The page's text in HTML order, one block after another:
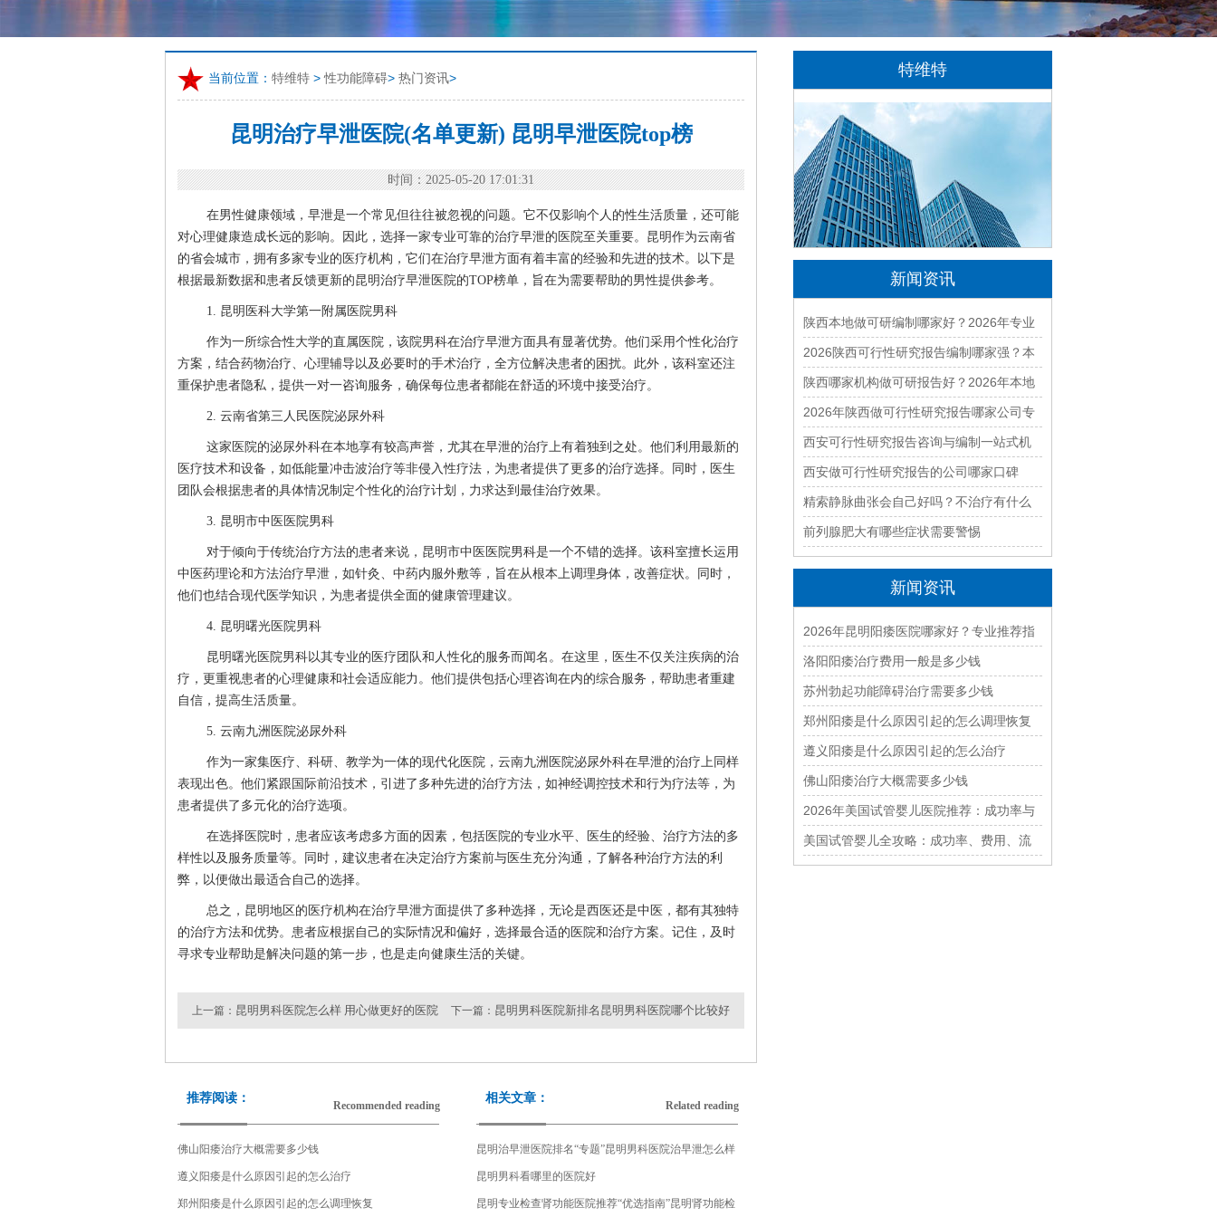
当前位置： 特维特 >性功能障碍> 热门资讯>
昆明治疗早泄医院(名单更新) 昆明早泄医院top榜
时间：2025-05-20 17:01:31
在男性健康领域，早泄是一个常见但往往被忽视的问题。它不仅影响个人的性生活质量，还可能
对心理健康造成长远的影响。因此，选择一家专业可靠的治疗早泄的医院至关重要。昆明作为云南省
的省会城市，拥有多家专业的医疗机构，它们在治疗早泄方面有着丰富的经验和先进的技术。以下是
根据最新数据和患者反馈更新的昆明治疗早泄医院的TOP榜单，旨在为需要帮助的男性提供参考。
1. 昆明医科大学第一附属医院男科
作为一所综合性大学的直属医院，该院男科在治疗早泄方面具有显著优势。他们采用个性化治疗
方案，结合药物治疗、心理辅导以及必要时的手术治疗，全方位解决患者的困扰。此外，该科室还注
重保护患者隐私，提供一对一咨询服务，确保每位患者都能在舒适的环境中接受治疗。
2. 云南省第三人民医院泌尿外科
这家医院的泌尿外科在本地享有较高声誉，尤其在早泄的治疗上有着独到之处。他们利用最新的
医疗技术和设备，如低能量冲击波治疗等非侵入性疗法，为患者提供了更多的治疗选择。同时，医生
团队会根据患者的具体情况制定个性化的治疗计划，力求达到最佳治疗效果。
3. 昆明市中医医院男科
对于倾向于传统治疗方法的患者来说，昆明市中医医院男科是一个不错的选择。该科室擅长运用
中医药理论和方法治疗早泄，如针灸、中药内服外敷等，旨在从根本上调理身体，改善症状。同时，
他们也结合现代医学知识，为患者提供全面的健康管理建议。
4. 昆明曙光医院男科
昆明曙光医院男科以其专业的医疗团队和人性化的服务而闻名。在这里，医生不仅关注疾病的治
疗，更重视患者的心理健康和社会适应能力。他们提供包括心理咨询在内的综合服务，帮助患者重建
自信，提高生活质量。
5. 云南九洲医院泌尿外科
作为一家集医疗、科研、教学为一体的现代化医院，云南九洲医院泌尿外科在早泄的治疗上同样
表现出色。他们紧跟国际前沿技术，引进了多种先进的治疗方法，如神经调控技术和行为疗法等，为
患者提供了多元化的治疗选项。
在选择医院时，患者应该考虑多方面的因素，包括医院的专业水平、医生的经验、治疗方法的多
样性以及服务质量等。同时，建议患者在决定治疗方案前与医生充分沟通，了解各种治疗方法的利
弊，以便做出最适合自己的选择。
总之，昆明地区的医疗机构在治疗早泄方面提供了多种选择，无论是西医还是中医，都有其独特
的治疗方法和优势。患者应根据自己的实际情况和偏好，选择最合适的医院和治疗方案。记住，及时
寻求专业帮助是解决问题的第一步，也是走向健康生活的关键。
上一篇： 昆明男科医院怎么样 用心做更好的医院 下一篇： 昆明男科医院新排名昆明男科医院哪个比较好
推荐阅读：
Recommended reading
佛山阳痿治疗大概需要多少钱
遵义阳痿是什么原因引起的怎么治疗
郑州阳痿是什么原因引起的怎么调理恢复
相关文章：
Related reading
昆明治早泄医院排名“专题”昆明男科医院治早泄怎么样
昆明男科看哪里的医院好
昆明专业检查肾功能医院推荐“优选指南”昆明肾功能检
特维特
特维特科技（TecWit Technology）是一
家专注于数字化技术创新与应用的科技企业。
公司致力于为客户提供涵盖人工智能、软件开
发、网站建设、云计算、大数据及数字营销等
领域的综合解决方案...[详情]
新闻资讯
陕西本地做可研编制哪家好？2026年专业
可行性研究机构精选
2026陕西可行性研究报告编制哪家强？本
地口碑好的公司推荐
陕西哪家机构做可研报告好？2026年本地
优质编制单位盘点
2026年陕西做可行性研究报告哪家公司专
业靠谱值得推荐
西安可行性研究报告咨询与编制一站式机
构如何选？2026年全流程服务解析
西安做可行性研究报告的公司哪家口碑
好？2026年本地资深编制团队推荐
精索静脉曲张会自己好吗？不治疗有什么
后果
前列腺肥大有哪些症状需要警惕
新闻资讯
2026年昆明阳痿医院哪家好？专业推荐指
南
洛阳阳痿治疗费用一般是多少钱
苏州勃起功能障碍治疗需要多少钱
郑州阳痿是什么原因引起的怎么调理恢复
遵义阳痿是什么原因引起的怎么治疗
佛山阳痿治疗大概需要多少钱
2026年美国试管婴儿医院推荐：成功率与
费用全解析
美国试管婴儿全攻略：成功率、费用、流
程及注意事项